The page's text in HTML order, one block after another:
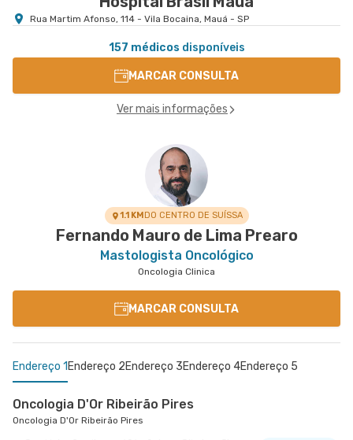
Rua Martim Afonso, 114 - Vila Bocaina, Mauá - SP
157 médicos disponíveis
MARCAR CONSULTA
Ver mais informações
1.1 KMDO CENTRO DE SUÍSSA
Fernando Mauro de Lima Prearo
Mastologista Oncológico
Oncologia Clinica
MARCAR CONSULTA
Endereço 1 Endereço 2Endereço 3Endereço 4Endereço 5
Oncologia D'Or Ribeirão Pires
Oncologia D'Or Ribeirão Pires